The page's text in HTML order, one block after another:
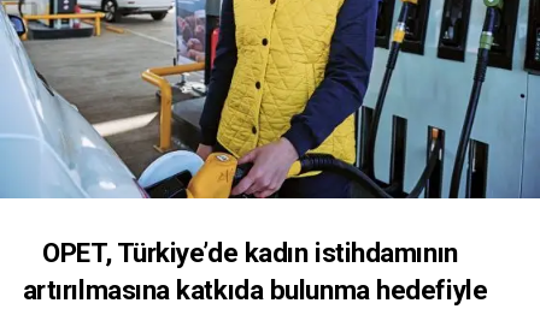
OPET, Türkiye’de kadın istihdamının
artırılmasına katkıda bulunma hedefiyle